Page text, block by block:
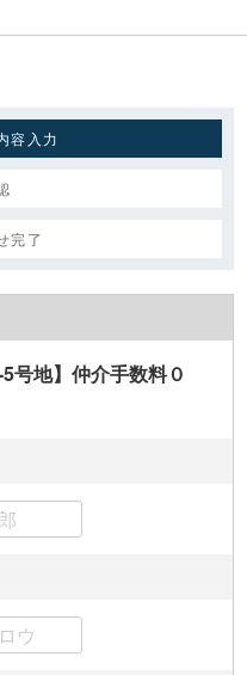
容入力
完了
号地】仲介手数料０